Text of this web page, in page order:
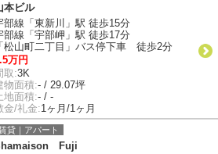
本ビル
部線「東新川」駅 徒歩15分
部線「宇部岬」駅 徒歩17分
「松山町二丁目」バス停下車 徒歩2分
万円
取:3K
物面積:- / 29.07坪
地面積:- / -
金/礼金:1ヶ月/1ヶ月
貸｜アパート
Fuji